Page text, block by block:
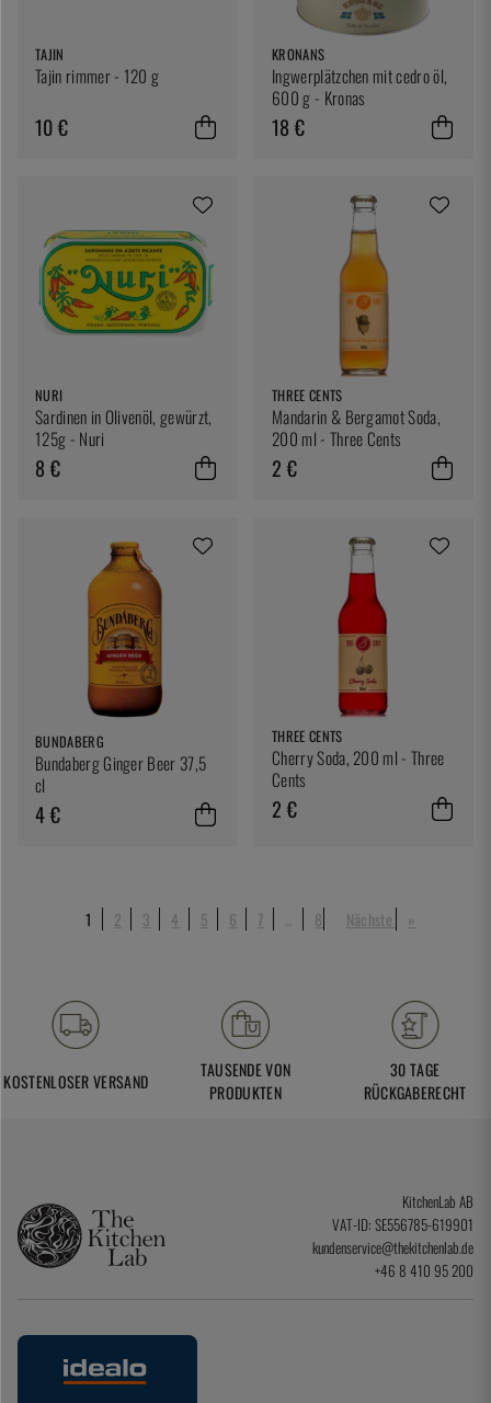
TAJIN
Tajin rimmer - 120 g
10 €
KRONANS
Ingwerplätzchen mit cedro öl,
600 g - Kronas
18 €
NURI
Sardinen in Olivenöl, gewürzt,
125g - Nuri
8 €
THREE CENTS
Mandarin & Bergamot Soda,
200 ml - Three Cents
2 €
BUNDABERG
Bundaberg Ginger Beer 37,5
cl
4 €
THREE CENTS
Cherry Soda, 200 ml - Three
Cents
2 €
1 2 3 4 5 6 7 .. 8 Nächste »
KOSTENLOSER VERSAND
TAUSENDE VON
PRODUKTEN
30 TAGE
RÜCKGABERECHT
KitchenLab AB
VAT-ID: SE556785-619901
kundenservice@thekitchenlab.de
+46 8 410 95 200